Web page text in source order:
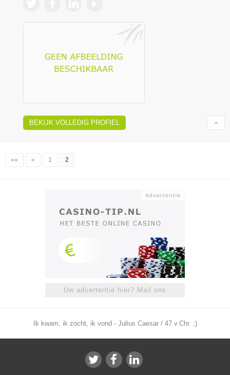
BEKIJK VOLLEDIG PROFIEL
«« « 1 2
Uw advertentie hier? Mail ons
Ik kwam, ik zocht, ik vond - Julius Caesar / 47 v.Chr. ;)